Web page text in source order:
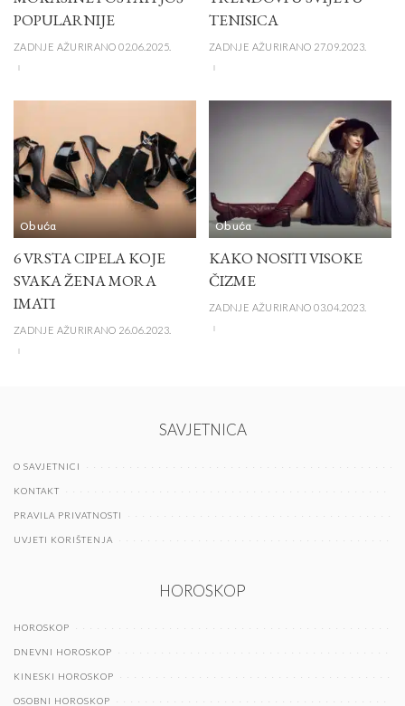
POPULARNIJE
ZADNJE AŽURIRANO 02.06.2025.
TENISICA
ZADNJE AŽURIRANO 27.09.2023.
Obuća
6 VRSTA CIPELA KOJE
SVAKA ŽENA MORA
IMATI
ZADNJE AŽURIRANO 26.06.2023.
Obuća
KAKO NOSITI VISOKE
ČIZME
ZADNJE AŽURIRANO 03.04.2023.
SAVJETNICA
O SAVJETNICI
KONTAKT
PRAVILA PRIVATNOSTI
UVJETI KORIŠTENJA
HOROSKOP
HOROSKOP
DNEVNI HOROSKOP
KINESKI HOROSKOP
OSOBNI HOROSKOP